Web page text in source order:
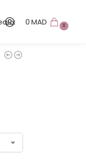
0MAD 0